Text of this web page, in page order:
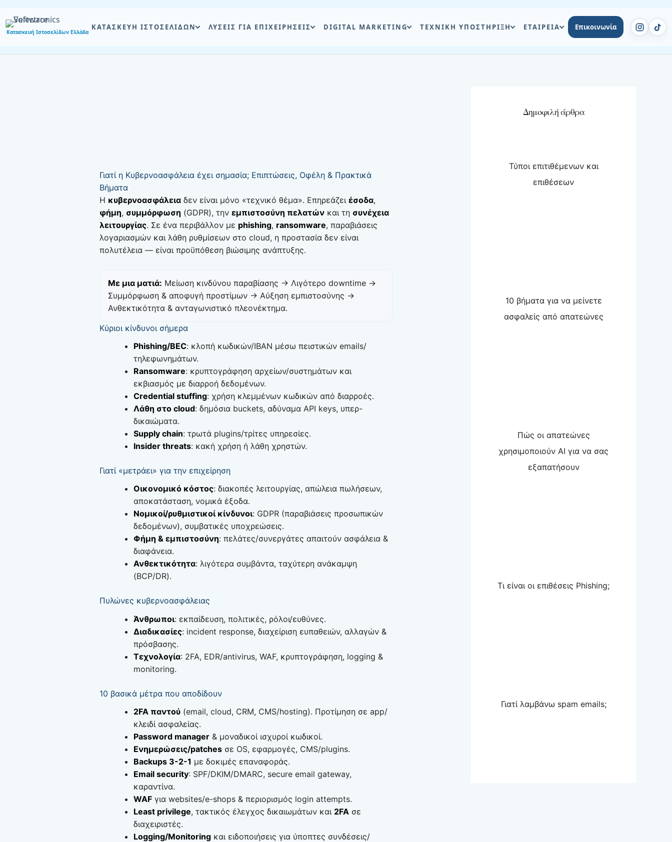
to
content
Κατασκευή Ιστοσελίδων Ελλάδα
ΚΑΤΑΣΚΕΥΗ ΙΣΤΟΣΕΛΙΔΩΝ ΛΥΣΕΙΣ ΓΙΑ ΕΠΙΧΕΙΡΗΣΕΙΣ DIGITAL MARKETING ΤΕΧΝΙΚΗ ΥΠΟΣΤΗΡΙΞΗ ΕΤΑΙΡΕΙΑ Επικοινωνία
Γιατί η Κυβερνοασφάλεια έχει σημασία; Επιπτώσεις, Οφέλη & Πρακτικά
Βήματα
Η κυβερνοασφάλειαδεν είναι μόνο «τεχνικό θέμα». Επηρεάζει έσοδα,
φήμη, συμμόρφωση (GDPR), την εμπιστοσύνη πελατώνκαι τη συνέχεια
λειτουργίας. Σε ένα περιβάλλον με phishing, ransomware, παραβιάσεις
λογαριασμών και λάθη ρυθμίσεων στο cloud, η προστασία δεν είναι
πολυτέλεια — είναι προϋπόθεση βιώσιμης ανάπτυξης.
Με μια ματιά: Μείωση κινδύνου παραβίασης → Λιγότερο downtime →
Συμμόρφωση & αποφυγή προστίμων → Αύξηση εμπιστοσύνης →
Ανθεκτικότητα & ανταγωνιστικό πλεονέκτημα.
Κύριοι κίνδυνοι σήμερα
Phishing/BEC: κλοπή κωδικών/IBAN μέσω πειστικών emails/
τηλεφωνημάτων.
Ransomware: κρυπτογράφηση αρχείων/συστημάτων και
εκβιασμός με διαρροή δεδομένων.
Credential stuffing: χρήση κλεμμένων κωδικών από διαρροές.
Λάθη στο cloud: δημόσια buckets, αδύναμα API keys, υπερ-
δικαιώματα.
Supply chain: τρωτά plugins/τρίτες υπηρεσίες.
Insider threats: κακή χρήση ή λάθη χρηστών.
Γιατί «μετράει» για την επιχείρηση
Οικονομικό κόστος: διακοπές λειτουργίας, απώλεια πωλήσεων,
αποκατάσταση, νομικά έξοδα.
Νομικοί/ρυθμιστικοί κίνδυνοι: GDPR (παραβιάσεις προσωπικών
δεδομένων), συμβατικές υποχρεώσεις.
Φήμη & εμπιστοσύνη: πελάτες/συνεργάτες απαιτούν ασφάλεια &
διαφάνεια.
Ανθεκτικότητα: λιγότερα συμβάντα, ταχύτερη ανάκαμψη
(BCP/DR).
Πυλώνες κυβερνοασφάλειας
Άνθρωποι: εκπαίδευση, πολιτικές, ρόλοι/ευθύνες.
Διαδικασίες: incident response, διαχείριση ευπαθειών, αλλαγών &
πρόσβασης.
Τεχνολογία: 2FA, EDR/antivirus, WAF, κρυπτογράφηση, logging &
monitoring.
10 βασικά μέτρα που αποδίδουν
2FA παντού(email, cloud, CRM, CMS/hosting). Προτίμηση σε app/
κλειδί ασφαλείας.
Password manager& μοναδικοί ισχυροί κωδικοί.
Ενημερώσεις/patchesσε OS, εφαρμογές, CMS/plugins.
Backups 3-2-1 με δοκιμές επαναφοράς.
Email security: SPF/DKIM/DMARC, secure email gateway,
καραντίνα.
WAFγια websites/e-shops & περιορισμός login attempts.
Least privilege, τακτικός έλεγχος δικαιωμάτων και 2FA σε
διαχειριστές.
Logging/Monitoringκαι ειδοποιήσεις για ύποπτες συνδέσεις/
Δημοφιλή άρθρα
Τύποι επιτιθέμενων και
επιθέσεων
10 βήματα για να μείνετε
ασφαλείς από απατεώνες
Πώς οι απατεώνες
χρησιμοποιούν AI για να σας
εξαπατήσουν
Τι είναι οι επιθέσεις Phishing;
Γιατί λαμβάνω spam emails;